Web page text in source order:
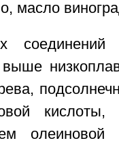
масло
соединений